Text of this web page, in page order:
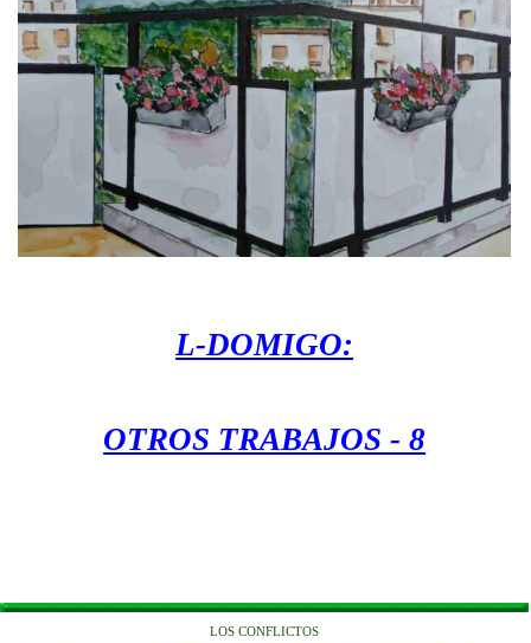
L-DOMIGO:
OTROS TRABAJOS - 8
LOS CONFLICTOS